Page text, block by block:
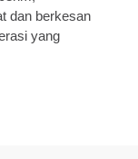
dan berkesan
yang